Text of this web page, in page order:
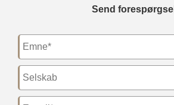
Send forespørgsel